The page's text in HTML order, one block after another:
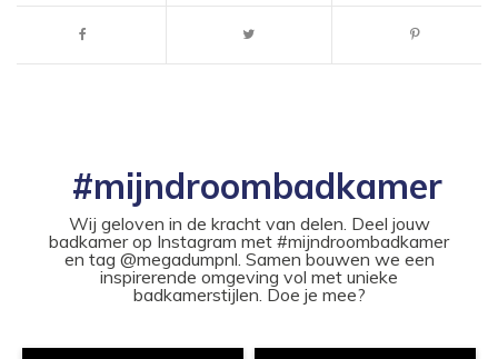
#mijndroombadkamer
Wij geloven in de kracht van delen. Deel jouw
badkamer op Instagram met #mijndroombadkamer
en tag @megadumpnl. Samen bouwen we een
inspirerende omgeving vol met unieke
badkamerstijlen. Doe je mee?